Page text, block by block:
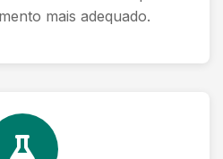
mais adequado.